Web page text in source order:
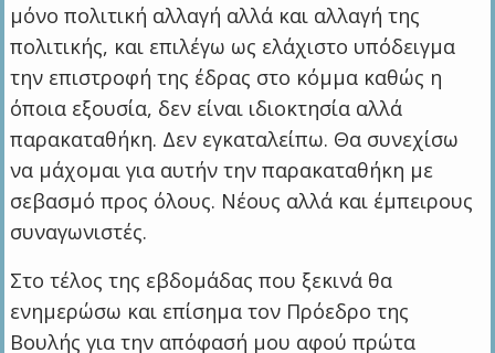
μόνο πολιτική αλλαγή αλλά και αλλαγή της
πολιτικής, και επιλέγω ως ελάχιστο υπόδειγμα
την επιστροφή της έδρας στο κόμμα καθώς η
όποια εξουσία, δεν είναι ιδιοκτησία αλλά
παρακαταθήκη. Δεν εγκαταλείπω. Θα συνεχίσω
να μάχομαι για αυτήν την παρακαταθήκη με
σεβασμό προς όλους. Νέους αλλά και έμπειρους
συναγωνιστές.
Στο τέλος της εβδομάδας που ξεκινά θα
ενημερώσω και επίσημα τον Πρόεδρο της
Βουλής για την απόφασή μου αφού πρώτα